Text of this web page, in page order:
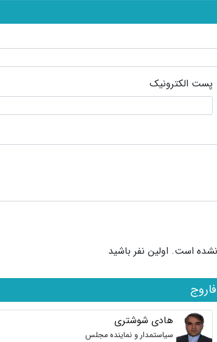
پست الکترونیک
است. اولین نفر باشید
هادی شوشتری
سیاستمدار و نماینده مجلس